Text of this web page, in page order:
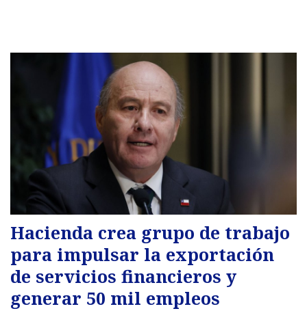
Hacienda crea grupo de trabajo
para impulsar la exportación
de servicios financieros y
generar 50 mil empleos